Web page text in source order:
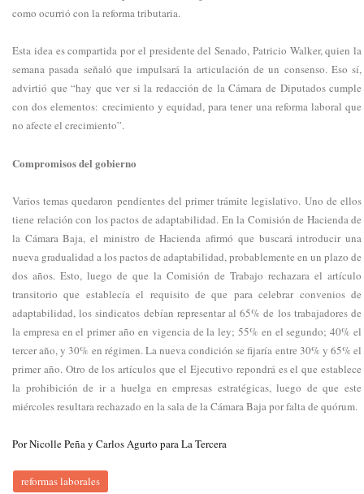
como ocurrió con la reforma tributaria.
Esta idea es compartida por el presidente del Senado, Patricio Walker, quien la
semana pasada señaló que impulsará la articulación de un consenso. Eso sí,
advirtió que “hay que ver si la redacción de la Cámara de Diputados cumple
con dos elementos: crecimiento y equidad, para tener una reforma laboral que
no afecte el crecimiento”.
Compromisos del gobierno
Varios temas quedaron pendientes del primer trámite legislativo. Uno de ellos
tiene relación con los pactos de adaptabilidad. En la Comisión de Hacienda de
la Cámara Baja, el ministro de Hacienda afirmó que buscará introducir una
nueva gradualidad a los pactos de adaptabilidad, probablemente en un plazo de
dos años. Esto, luego de que la Comisión de Trabajo rechazara el artículo
transitorio que establecía el requisito de que para celebrar convenios de
adaptabilidad, los sindicatos debían representar al 65% de los trabajadores de
la empresa en el primer año en vigencia de la ley; 55% en el segundo; 40% el
tercer año, y 30% en régimen. La nueva condición se fijaría entre 30% y 65% el
primer año. Otro de los artículos que el Ejecutivo repondrá es el que establece
la prohibición de ir a huelga en empresas estratégicas, luego de que este
miércoles resultara rechazado en la sala de la Cámara Baja por falta de quórum.
Por Nicolle Peña y Carlos Agurto para La Tercera
reformas laborales